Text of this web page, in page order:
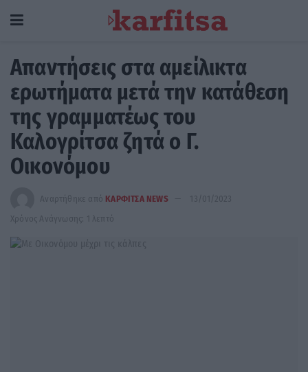
Απαντήσεις στα αμείλικτα
ερωτήματα μετά την κατάθεση
της γραμματέως του
Καλογρίτσα ζητά ο Γ.
Οικονόμου
Αναρτήθηκε από ΚΑΡΦΙΤΣΑ NEWS
13/01/2023
Χρόνος Ανάγνωσης: 1 λεπτό